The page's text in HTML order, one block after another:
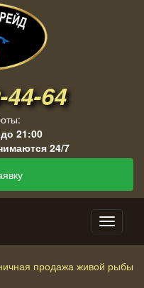
64
21:00
24/7
продажа живой рыбы